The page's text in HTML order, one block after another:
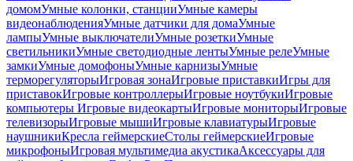
домомУмные колонки, станцииУмные камеры
видеонаблюденияУмные датчики для домаУмные
лампыУмные выключателиУмные розеткиУмные
светильникиУмные светодиодные лентыУмные релеУмные
замкиУмные домофоныУмные карнизыУмные
терморегуляторыИгровая зонаИгровые приставкиИгры для
приставокИгровые контроллерыИгровые ноутбукиИгровые
компьютеры Игровые видеокартыИгровые мониторыИгровые
телевизорыИгровые мышиИгровые клавиатурыИгровые
наушникиКресла геймерскиеСтолы геймерскиеИгровые
микрофоныИгровая мультимедиа акустикаАксессуары для